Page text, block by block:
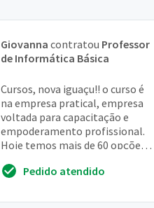
Giovanna contratou Professor
de Informática Básica
Cursos, nova iguaçu!! o curso é
na empresa pratical, empresa
voltada para capacitação e
empoderamento profissional.
Hoje temos mais de 60 opções
área tec...Pedido atendido